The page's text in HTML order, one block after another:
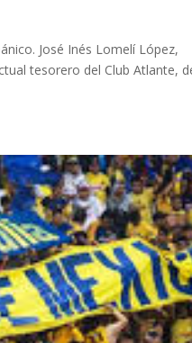
José Inés Lomelí López,
tesorero del Club Atlante,